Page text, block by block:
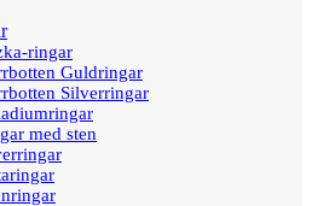
ringar
Guldringar
Silverringar
med sten